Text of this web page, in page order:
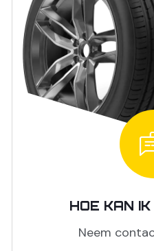
HOE KAN
Neem